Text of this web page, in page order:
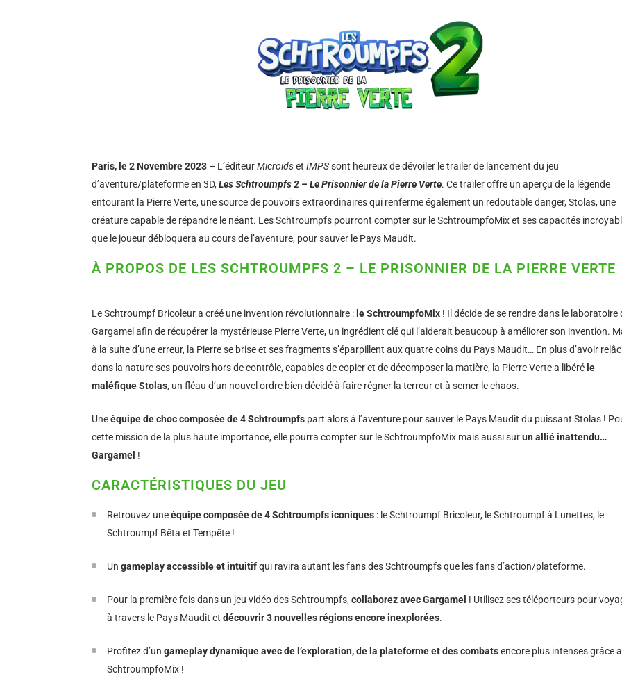
Paris, le 2 Novembre 2023 – L’éditeurMicroidset IMPSsont heureux de dévoiler le trailer de lancement du jeu
d’aventure/plateforme en 3D, Les Schtroumpfs 2 – Le Prisonnier de la Pierre Verte. Ce trailer offre un aperçu de la légende
entourant la Pierre Verte, une source de pouvoirs extraordinaires qui renferme également un redoutable danger, Stolas, une
créature capable de répandre le néant. Les Schtroumpfs pourront compter sur le SchtroumpfoMix et ses capacités
que le joueur débloquera au cours de l’aventure, pour sauver le Pays Maudit.
À PROPOS DE LES SCHTROUMPFS 2 – LE PRISONNIER DE LA PIERRE VERTE
Le Schtroumpf Bricoleur a créé une invention révolutionnaire : le SchtroumpfoMix ! Il décide de se rendre dans le laboratoire
Gargamel afin de récupérer la mystérieuse Pierre Verte, un ingrédient clé qui l’aiderait beaucoup à améliorer son invention.
à la suite d’une erreur, la Pierre se brise et ses fragments s’éparpillent aux quatre coins du Pays Maudit… En plus d’avoir
dans la nature ses pouvoirs hors de contrôle, capables de copier et de décomposer la matière, la Pierre Verte a libéré le
maléfique Stolas, un fléau d’un nouvel ordre bien décidé à faire régner la terreur et à semer le chaos.
Uneéquipe de choc composée de 4 Schtroumpfs part alors à l’aventure pour sauver le Pays Maudit du puissant Stolas !
cette mission de la plus haute importance, elle pourra compter sur le SchtroumpfoMix mais aussi surun allié inattendu…
Gargamel !
CARACTÉRISTIQUES DU JEU
Retrouvez uneéquipe composée de 4 Schtroumpfs iconiques : le Schtroumpf Bricoleur, le Schtroumpf à Lunettes, le
Schtroumpf Bêta et Tempête !
Un gameplay accessible et intuitifqui ravira autant les fans des Schtroumpfs que les fans d’action/plateforme.
Pour la première fois dans un jeu vidéo des Schtroumpfs, collaborez avec Gargamel ! Utilisez ses téléporteurs pour
à travers le Pays Maudit et découvrir 3 nouvelles régions encore inexplorées.
Profitez d’un gameplay dynamique avec de l’exploration, de la plateforme et des combatsencore plus intenses grâce
SchtroumpfoMix !